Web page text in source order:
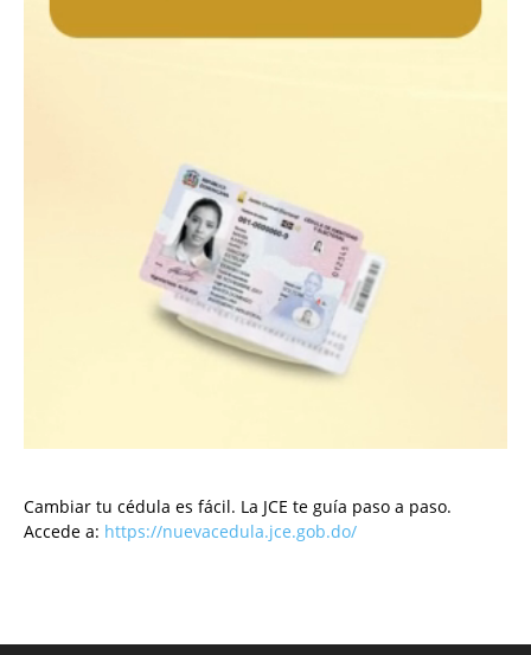
Cambiar tu cédula es fácil. La JCE te guía paso a paso.
Accede a: https://nuevacedula.jce.gob.do/